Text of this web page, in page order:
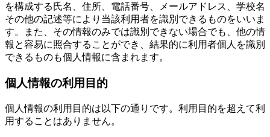
を構成する氏名、住所、電話番号、メールアドレス、学校名
その他の記述等により当該利用者を識別できるものをいいま
す。また、その情報のみでは識別できない場合でも、他の情
報と容易に照合することができ、結果的に利用者個人を識別
できるものも個人情報に含まれます。
個人情報の利用目的
個人情報の利用目的は以下の通りです。利用目的を超えて利
用することはありません。